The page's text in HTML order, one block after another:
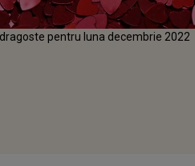
pentru luna decembrie 2022